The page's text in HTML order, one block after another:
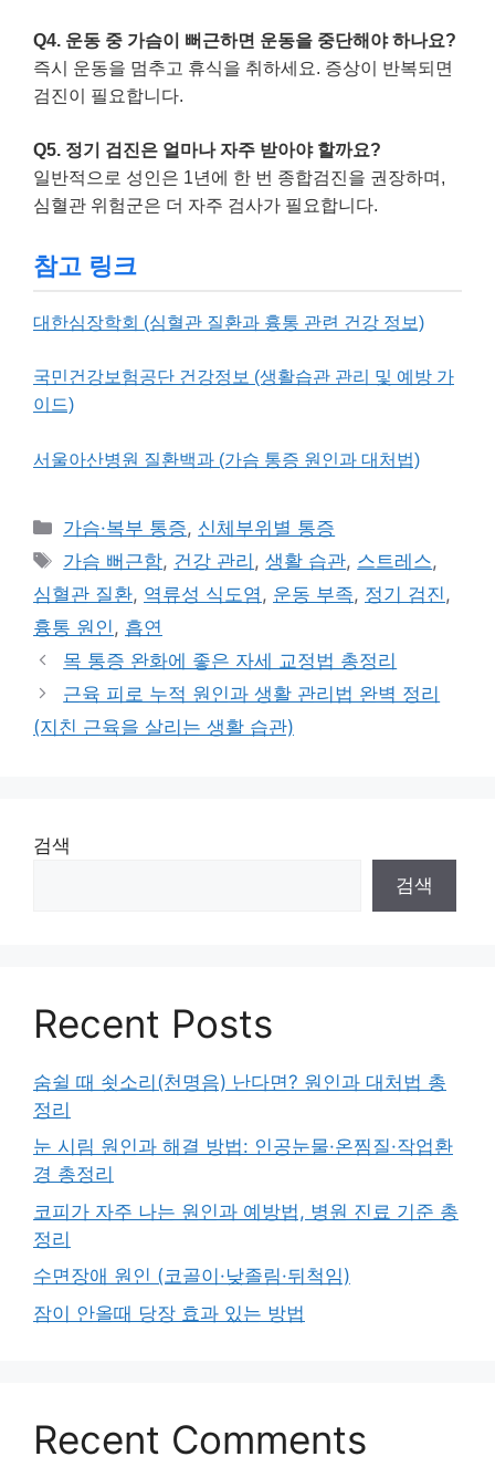
Q4. 운동 중 가슴이 뻐근하면 운동을 중단해야 하나요?
즉시 운동을 멈추고 휴식을 취하세요. 증상이 반복되면
검진이 필요합니다.
Q5. 정기 검진은 얼마나 자주 받아야 할까요?
일반적으로 성인은 1년에 한 번 종합검진을 권장하며,
심혈관 위험군은 더 자주 검사가 필요합니다.
참고 링크
대한심장학회 (심혈관 질환과 흉통 관련 건강 정보)
국민건강보험공단 건강정보 (생활습관 관리 및 예방 가
이드)
서울아산병원 질환백과 (가슴 통증 원인과 대처법)
카
테
고
리
가슴·복부 통증, 신체부위별 통증
태
그
가슴 뻐근함, 건강 관리 ,생활 습관, 스트레스,
심혈관 질환, 역류성 식도염 , 운동 부족, 정기 검진 ,
흉통 원인 , 흡연
목 통증 완화에 좋은 자세 교정법 총정리
근육 피로 누적 원인과 생활 관리법 완벽 정리
(지친 근육을 살리는 생활 습관)
검색
검색
Recent Posts
숨쉴 때 쇳소리(천명음) 난다면? 원인과 대처법 총
정리
눈 시림 원인과 해결 방법: 인공눈물·온찜질·작업환
경 총정리
코피가 자주 나는 원인과 예방법, 병원 진료 기준 총
정리
수면장애 원인 (코골이·낮졸림·뒤척임)
잠이 안올때 당장 효과 있는 방법
Recent Comments